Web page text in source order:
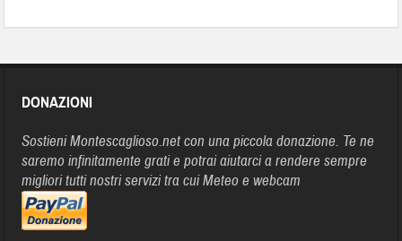
DONAZIONI
Sostieni Montescaglioso.net con una piccola donazione. Te ne
saremo infinitamente grati e potrai aiutarci a rendere sempre
migliori tutti nostri servizi tra cui Meteo e webcam